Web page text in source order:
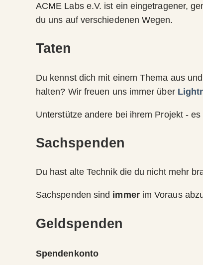
ACME Labs e.V. ist ein eingetragener,
du uns auf verschiedenen Wegen.
Taten
Du kennst dich mit einem Thema aus
halten? Wir freuen uns immer über
Unterstütze andere bei ihrem Projekt -
Sachspenden
Du hast alte Technik die du nicht mehr
Sachspenden sind immerim Voraus
Geldspenden
Spendenkonto